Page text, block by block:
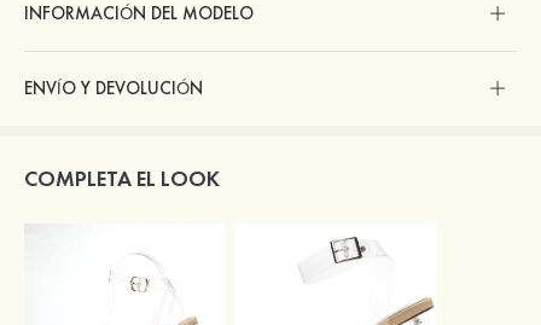
INFORMACIÓN DEL MODELO
ENVÍO Y DEVOLUCIÓN
COMPLETA EL LOOK